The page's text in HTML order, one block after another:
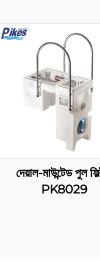
দেয়াল-মাউন্টেড পুল
PK8029